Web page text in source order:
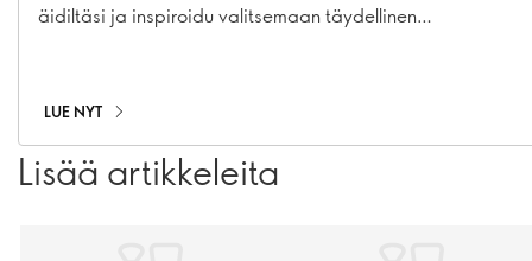
äidiltäsi ja inspiroidu valitsemaan täydellinen
LUE NYT
Lisää artikkeleita